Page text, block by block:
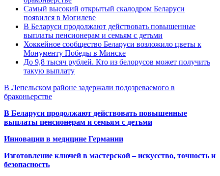
Самый высокий открытый скалодром Беларуси
появился в Могилеве
В Беларуси продолжают действовать повышенные
выплаты пенсионерам и семьям с детьми
Хоккейное сообщество Беларуси возложило цветы к
Монументу Победы в Минске
До 9,8 тысяч рублей. Кто из белорусов может получить
такую выплату
В Лепельском районе задержали подозреваемого в
браконьерстве
В Беларуси продолжают действовать повышенные
выплаты пенсионерам и семьям с детьми
Инновации в медицине Германии
Изготовление ключей в мастерской – искусство, точность и
безопасность